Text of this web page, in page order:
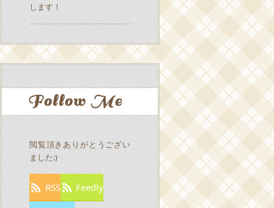
します！
Follow Me
閲覧頂きありがとうござい
ました:)
RSS Feedly